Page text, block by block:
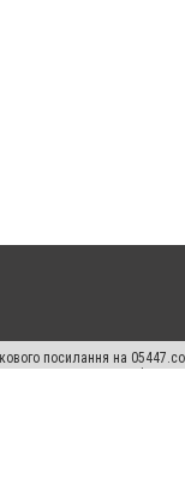
посилання на
прав